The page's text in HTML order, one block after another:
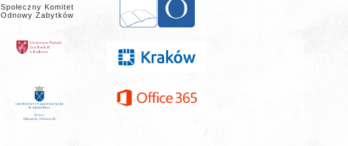
Społeczny Komitet
Odnowy Zabytków